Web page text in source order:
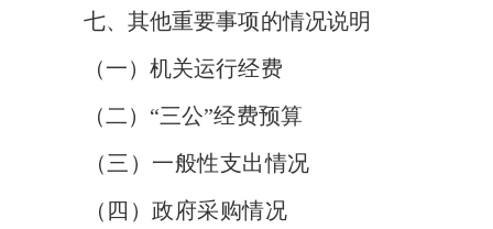
七、其他重要事项的情况说明
（一）机关运行经费
（二）“三公”经费预算
（三）一般性支出情况
（四）政府采购情况